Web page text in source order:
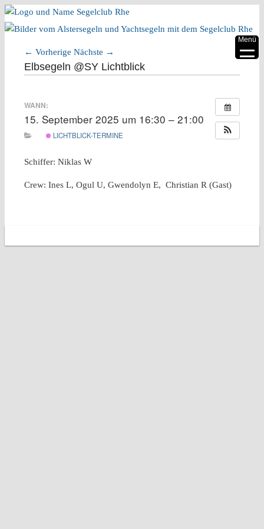
Artikelnavigation
← Vorherige Nächste →
Elbsegeln @SY Lichtblick
WANN:
15. September 2025 um 16:30 – 21:00
LICHTBLICK-TERMINE
Schiffer: Niklas W
Crew: Ines L, Ogul U, Gwendolyn E, Christian R (Gast)
Menü
▼
▼
▼